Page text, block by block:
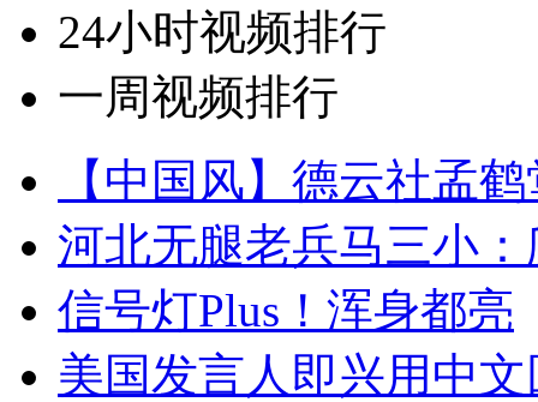
24小时视频排行
一周视频排行
【中国风】德云社孟
河北无腿老兵马三小
信号灯Plus！浑身都亮
美国发言人即兴用中